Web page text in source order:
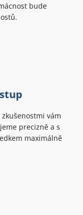
bude
vám
precizně a s
maximálně